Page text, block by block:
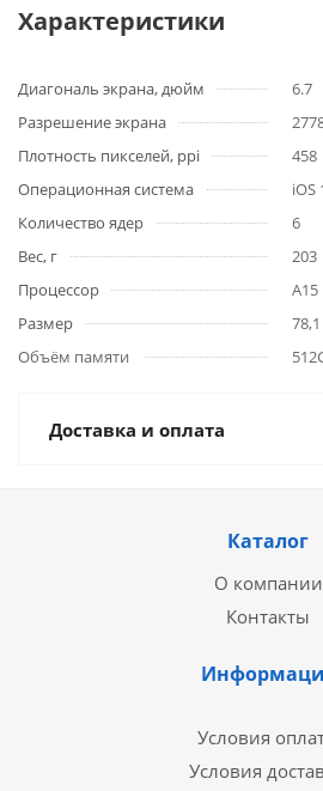
Характеристики
Диагональ экрана, дюйм
6.7
Разрешение экрана
Плотность пикселей, ppi
458
Операционная система
iOS
Количество ядер
6
Вес, г
203
Процессор
A15
Размер
Объём памяти
Доставка и оплата
Каталог
О компании
Контакты
Условия
Условия